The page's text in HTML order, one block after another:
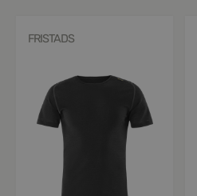
FRISTADS